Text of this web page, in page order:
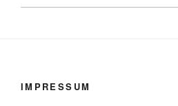
IMPRESSUM